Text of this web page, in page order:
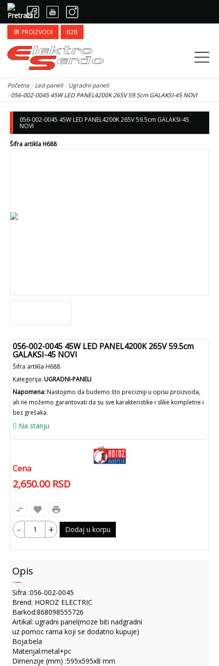
apps PROIZVODI B2B
Početna Led-paneli
Ugradni-paneli
056-002-0045 45W LED PANEL4200K 265V 59.5cm GALAKSI-45 NOVI
056-002-0045 45W LED PANEL4200K 265V 59.5cm GALAKSI-45
NOVI
Šifra artikla H688
056-002-0045 45W LED PANEL4200K 265V 59.5cm
GALAKSI-45 NOVI
Šifra artikla H688
Kategorija: UGRADNI-PANELI
Napomena:Nastojimo da budemo što precizniji u opisu proizvoda,
ali ne možemo garantovati da su sve karakteristike i slike kompletne i
bez grešaka.
Na stanju
Cena
2,650.00 RSD
compare_arrows favorite print
- + Dodaj u korpu
Opis
Sifra :056-002-0045
Brend: HOROZ ELECTRIC
Barkod:868098555726
Artikal: ugradni panel(moze biti nadgradni
uz pomoc rama koji se dodatno kupuje)
Boja:bela
Materijal:metal+pc
Dimenzije (mm) :595x595x8 mm